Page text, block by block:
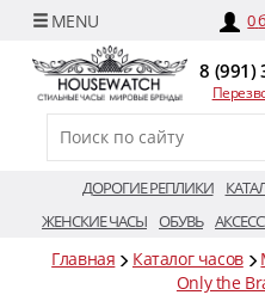
0
8 (991)
ДОРОГИЕ РЕПЛИКИ
ЖЕНСКИЕ ЧАСЫ ОБУВЬ
Главная Каталог часов
Only the